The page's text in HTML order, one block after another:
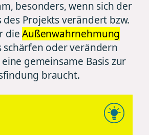
besonders, wenn sich der
des Projekts verändert bzw.
dieAußenwahrnehmung
schärfen oder verändern
gemeinsame Basis zur
braucht.